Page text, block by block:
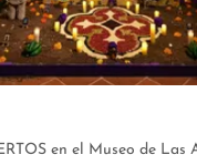
en el Museo de Las